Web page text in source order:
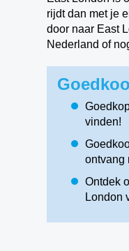
rijdt dan met je
door naar East
Nederland of
vinden!
ontvang
Ontdek
London